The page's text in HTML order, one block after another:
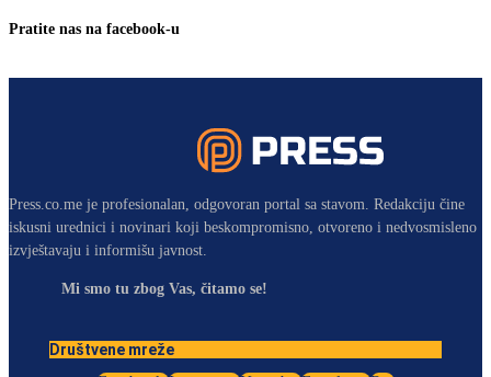
Pratite nas na facebook-u
Press.co.me je profesionalan, odgovoran portal sa stavom. Redakciju čine
iskusni urednici i novinari koji beskompromisno, otvoreno i nedvosmisleno
izvještavaju i informišu javnost.
Mi smo tu zbog Vas, čitamo se!
Društvene mreže